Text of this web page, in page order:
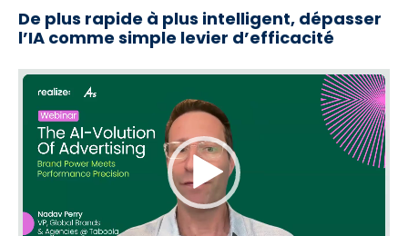
De plus rapide à plus intelligent, dépasser
l’IA comme simple levier d’efficacité
Video
Player